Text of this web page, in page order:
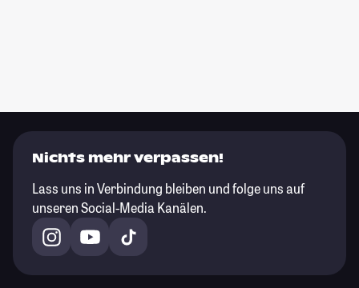
Nichts mehr verpassen!
Lass uns in Verbindung bleiben und folge uns auf
unseren Social-Media Kanälen.